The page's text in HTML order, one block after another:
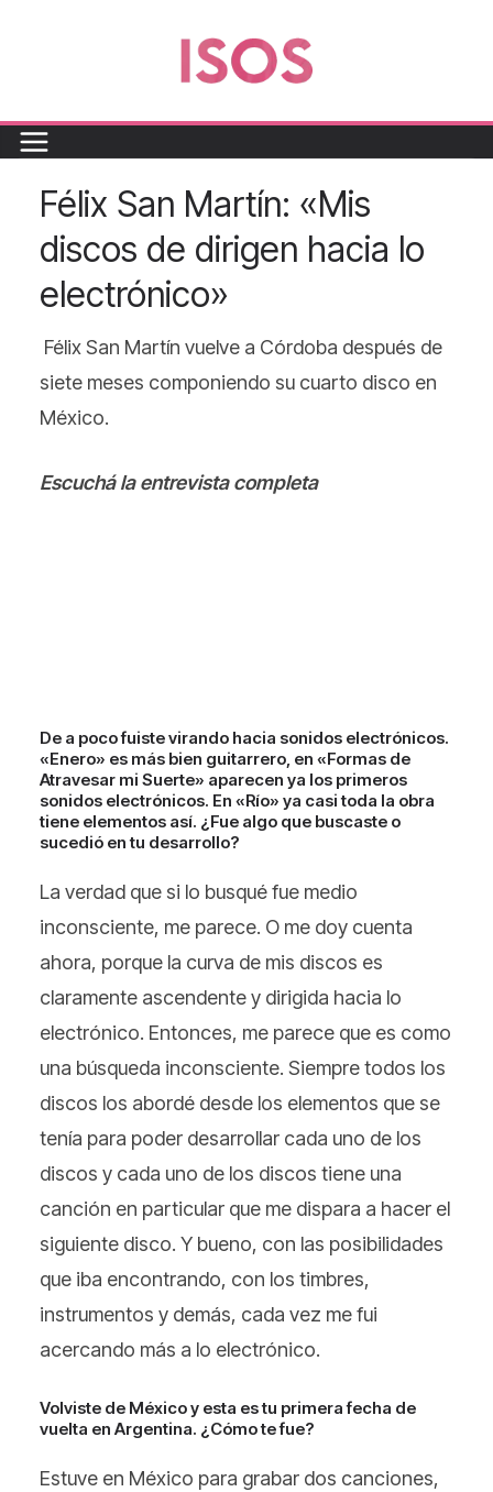
Félix San Martín: «Mis
discos de dirigen hacia lo
electrónico»
Félix San Martín vuelve a Córdoba después de
siete meses componiendo su cuarto disco en
México.
Escuchá la entrevista completa
De a poco fuiste virando hacia sonidos electrónicos.
«Enero» es más bien guitarrero, en «Formas de
Atravesar mi Suerte» aparecen ya los primeros
sonidos electrónicos. En «Río» ya casi toda la obra
tiene elementos así. ¿Fue algo que buscaste o
sucedió en tu desarrollo?
La verdad que si lo busqué fue medio
inconsciente, me parece. O me doy cuenta
ahora, porque la curva de mis discos es
claramente ascendente y dirigida hacia lo
electrónico. Entonces, me parece que es como
una búsqueda inconsciente. Siempre todos los
discos los abordé desde los elementos que se
tenía para poder desarrollar cada uno de los
discos y cada uno de los discos tiene una
canción en particular que me dispara a hacer el
siguiente disco. Y bueno, con las posibilidades
que iba encontrando, con los timbres,
instrumentos y demás, cada vez me fui
acercando más a lo electrónico.
Volviste de México y esta es tu primera fecha de
vuelta en Argentina. ¿Cómo te fue?
Estuve en México para grabar dos canciones,